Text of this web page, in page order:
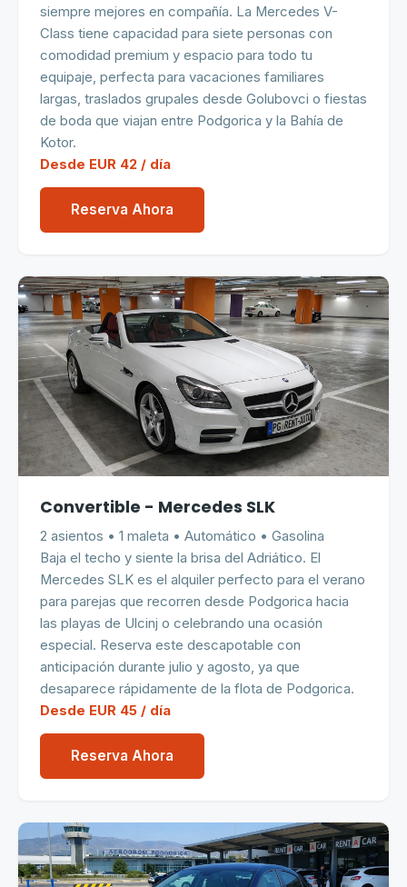
siempre mejores en compañía. La Mercedes V-
Class tiene capacidad para siete personas con
comodidad premium y espacio para todo tu
equipaje, perfecta para vacaciones familiares
largas, traslados grupales desde Golubovci o fiestas
de boda que viajan entre Podgorica y la Bahía de
Kotor.
Desde EUR 42 / día
Reserva Ahora
Convertible - Mercedes SLK
2 asientos • 1 maleta • Automático • Gasolina
Baja el techo y siente la brisa del Adriático. El
Mercedes SLK es el alquiler perfecto para el verano
para parejas que recorren desde Podgorica hacia
las playas de Ulcinj o celebrando una ocasión
especial. Reserva este descapotable con
anticipación durante julio y agosto, ya que
desaparece rápidamente de la flota de Podgorica.
Desde EUR 45 / día
Reserva Ahora